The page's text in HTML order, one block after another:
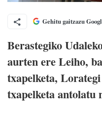
Gehitu gaitzazu
Berastegiko
aurten ere Leiho,
txapelketa,
txapelketa antolatu